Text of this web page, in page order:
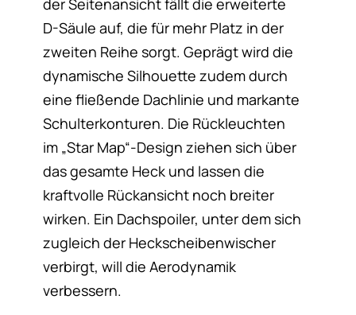
der Seitenansicht fällt die erweiterte
D-Säule auf, die für mehr Platz in der
zweiten Reihe sorgt. Geprägt wird die
dynamische Silhouette zudem durch
eine fließende Dachlinie und markante
Schulterkonturen. Die Rückleuchten
im „Star Map“-Design ziehen sich über
das gesamte Heck und lassen die
kraftvolle Rückansicht noch breiter
wirken. Ein Dachspoiler, unter dem sich
zugleich der Heckscheibenwischer
verbirgt, will die Aerodynamik
verbessern.